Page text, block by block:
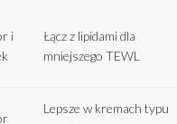
i
Łącz z lipidami dla
mniejszego TEWL
Lepsze w kremach typu